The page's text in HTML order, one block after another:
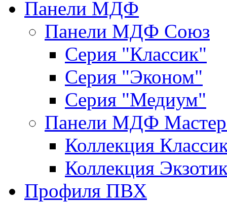
Панели МДФ
Панели МДФ Союз
Серия "Классик"
Серия "Эконом"
Серия "Медиум"
Панели МДФ
Коллекция
Коллекция
Профиля ПВХ